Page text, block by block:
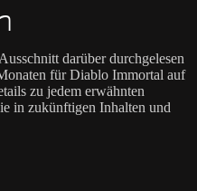
darüber durchgelesen
für Diablo Immortal auf
zu jedem erwähnten
in zukünftigen Inhalten und